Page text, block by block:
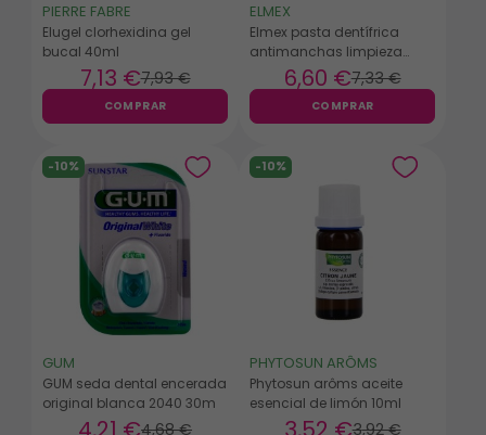
PIERRE FABRE
Elugel clorhexidina gel
bucal 40ml
7,93 €
7,13 €
COMPRAR
ELMEX
Elmex pasta dentífrica
antimanchas limpieza
intensa 50ml
7,33 €
6,60 €
COMPRAR
-10%
GUM
GUM seda dental encerada
original blanca 2040 30m
4,68 €
-10%
PHYTOSUN ARÔMS
Phytosun arôms aceite
esencial de limón 10ml
3,92 €